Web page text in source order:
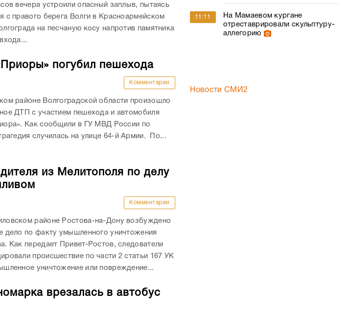
вечера устроили опасный заплыв, пытаясь
с правого берега Волги в Красноармейском
на песчаную косу напротив памятника
погубил пешехода
Комментарии
районе Волгоградской области произошло
ДТП с участием пешехода и автомобиля
Как сообщили в ГУ МВД России по
случилась на улице 64-й Армии. По...
из Мелитополя по делу
Комментарии
районе Ростова-на-Дону возбуждено
дело по факту умышленного уничтожения
Как передает Привет-Ростов, следователи
происшествие по части 2 статьи 167 УК
уничтожение или повреждение...
врезалась в автобус
11:11
На Мамаевом кургане
отреставрировали скульптуру-
аллегорию
Новости СМИ2